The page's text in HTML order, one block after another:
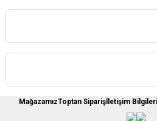
MağazamızToptan Siparişİletişim